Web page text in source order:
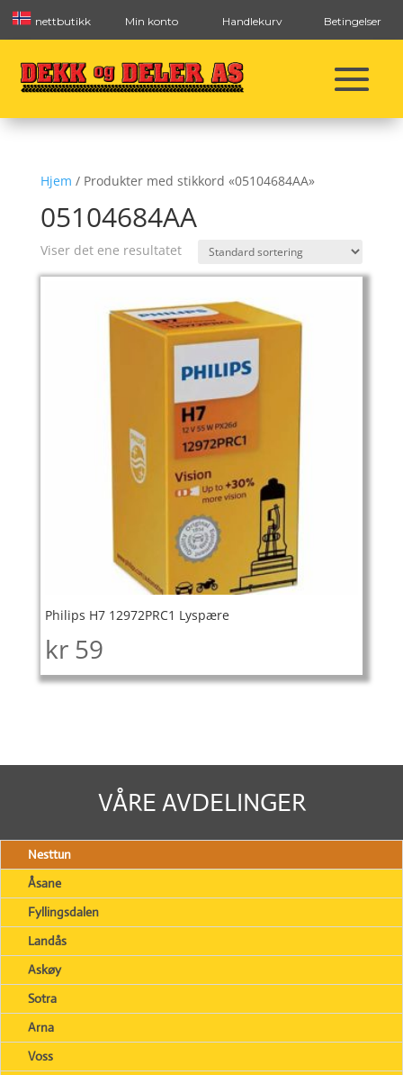
nettbutikk Min konto Handlekurv Betingelser
Hjem / Produkter med stikkord «05104684AA»
05104684AA
Viser det ene resultatet
Philips H7 12972PRC1 Lyspære
kr 59
VÅRE AVDELINGER
Nesttun
Åsane
Fyllingsdalen
Landås
Askøy
Sotra
Arna
Voss